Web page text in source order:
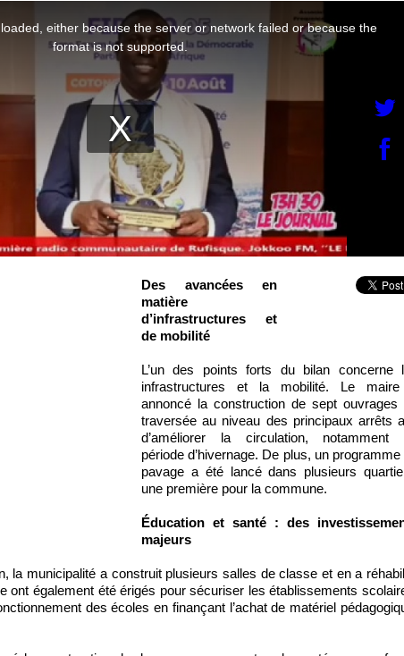
Des avancées en
matière
d’infrastructures et
de mobilité
L’un des points forts du bilan concerne
infrastructures et la mobilité. Le
annoncé la construction de sept ouvrages
traversée au niveau des principaux arrêts
d’améliorer la circulation, notamment
période d’hivernage. De plus, un programme
pavage a été lancé dans plusieurs
une première pour la commune.
Éducation et santé : des
majeurs
la municipalité a construit plusieurs salles de classe et en a
ont également été érigés pour sécuriser les établissements
des écoles en finançant l’achat de matériel